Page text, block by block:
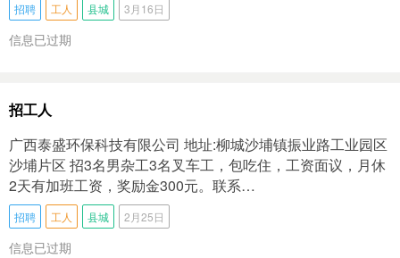
招聘 工人 县城 3月16日
信息已过期
招工人
广西泰盛环保科技有限公司 地址:柳城沙埔镇振业路工业园区
沙埔片区 招3名男杂工3名叉车工，包吃住，工资面议，月休
2天有加班工资，奖励金300元。联系…
招聘 工人 县城 2月25日
信息已过期